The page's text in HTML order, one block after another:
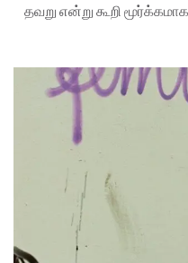
தவறு என்று கூறி